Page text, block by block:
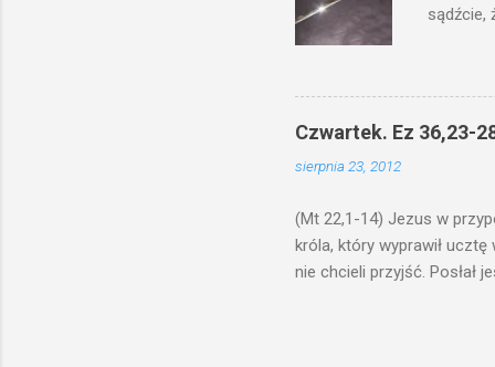
sądźcie,
syna lub
jest
je. Kto
Czwartek. Ez 36,23-
sierpnia 23, 2012
(Mt 22,1-14) Jezus w
króla, który wyprawił ucztę
nie chcieli przyjść. Posłał
swoje pole, drugi do